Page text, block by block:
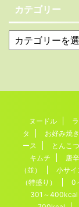
カテゴリー
ヌードル
タ
お好み焼き
ース
とんこつ
キムチ
唐
（並）
小サイ
（特盛り）
0
301～400kcal